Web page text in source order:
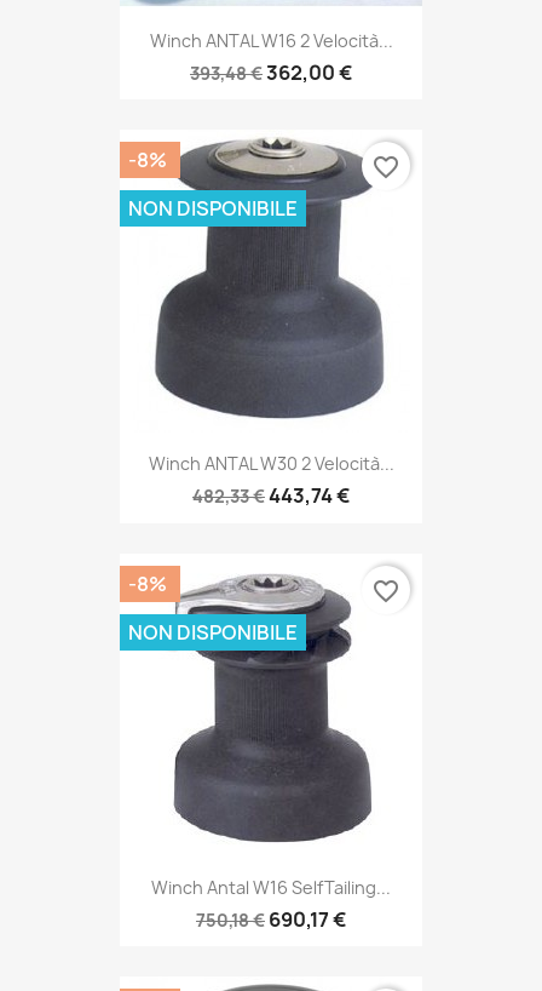
Winch ANTAL W16 2 Velocità...
393,48 €362,00 €
Winch ANTAL W30 2 Velocità...
482,33 €443,74 €
-8%
NON DISPONIBILE
favorite_border
Winch Antal W16 SelfTailing...
750,18 € 690,17 €
-8%
NON DISPONIBILE
favorite_border